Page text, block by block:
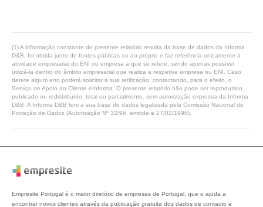
(1) A informação constante do presente relatório resulta da base de dados da Informa
D&B, foi obtida junto de fontes públicas ou do próprio e faz referência unicamente à
atividade empresarial do ENI ou empresa a que se refere, sendo apenas possível
utilizá-la dentro do âmbito empresarial que realiza a respetiva empresa ou ENI. Caso
detete algum erro poderá solicitar a sua retificação, contactando, para o efeito, o
Serviço de Apoio ao Cliente eInforma. O presente relatório não pode ser reproduzido,
publicado ou redistribuído, total ou parcialmente, sem autorização expressa da Informa
D&B. A Informa D&B tem a sua base de dados legalizada pela Comissão Nacional de
Proteção de Dados (Autorização Nº 32/96, emitida a 27/02/1996).
Empresite Portugal é o maior diretório de empresas de Portugal, que o ajuda a
encontrar novos clientes através da publicação gratuita dos dados de contacto e